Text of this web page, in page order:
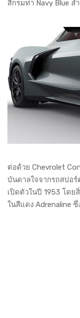
สีกรมท่า Navy Blue ส
ต่อด้วย Chevrolet
บันดาลใจจากรถสปอ
เปิดตัวในปี 1953 โดย
ในสีแดง Adrenaline